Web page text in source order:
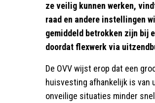
ze veilig kunnen werken,
raad en andere instellingen
gemiddeld betrokken zijn bij
doordat flexwerk via
De OVV wijst erop dat een
huisvesting afhankelijk is van
onveilige situaties minder